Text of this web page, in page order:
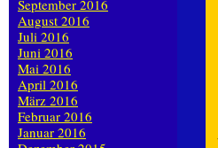
September 2016
August 2016
Juli 2016
Juni 2016
Mai 2016
April 2016
März 2016
Februar 2016
Januar 2016